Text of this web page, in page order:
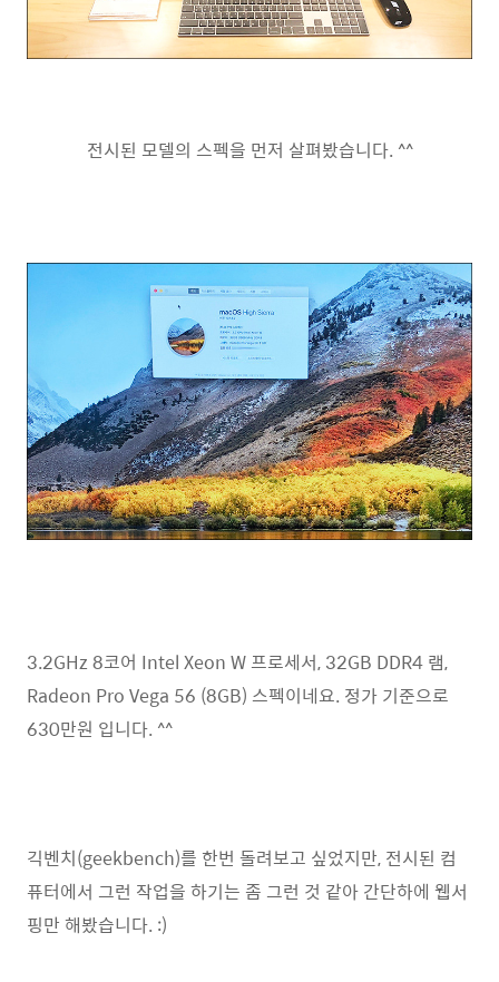
전시된 모델의 스펙을 먼저 살펴봤습니다. ^^
3.2GHz 8코어 Intel Xeon W 프로세서, 32GB DDR4 램,
Radeon Pro Vega 56 (8GB) 스펙이네요. 정가 기준으로
630만원 입니다. ^^
긱벤치(geekbench)를 한번 돌려보고 싶었지만, 전시된 컴
퓨터에서 그런 작업을 하기는 좀 그런 것 같아 간단하에 웹서
핑만 해봤습니다. :)